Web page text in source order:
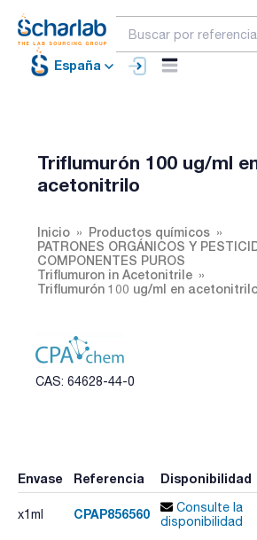
España
Triflumurón 100 ug/ml
acetonitrilo
Inicio
Productos químicos
PATRONES ORGÁNICOS Y
COMPONENTES PUROS
Triflumuron in Acetonitrile
Triflumurón 100 ug/ml en
CAS: 64628-44-0
Envase Referencia Disponibilidad
x1ml CPAP856560
Consulte la
disponibilidad